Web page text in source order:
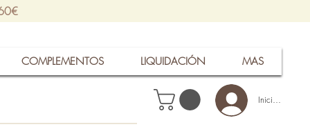
COMPLEMENTOS LIQUIDACIÓN MAS
Iniciar sesión